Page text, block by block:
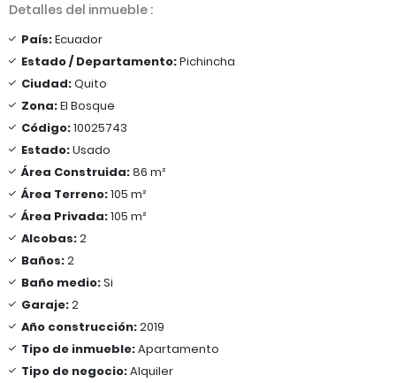
Detalles del inmueble :
País:Ecuador
Estado / Departamento:Pichincha
Ciudad:Quito
Zona:El Bosque
Código:10025743
Estado:Usado
Área Construida:86 m²
Área Terreno:105 m²
Área Privada:105 m²
Alcobas:2
Baños:2
Baño medio:Si
Garaje:2
Año construcción:2019
Tipo de inmueble:Apartamento
Tipo de negocio:Alquiler